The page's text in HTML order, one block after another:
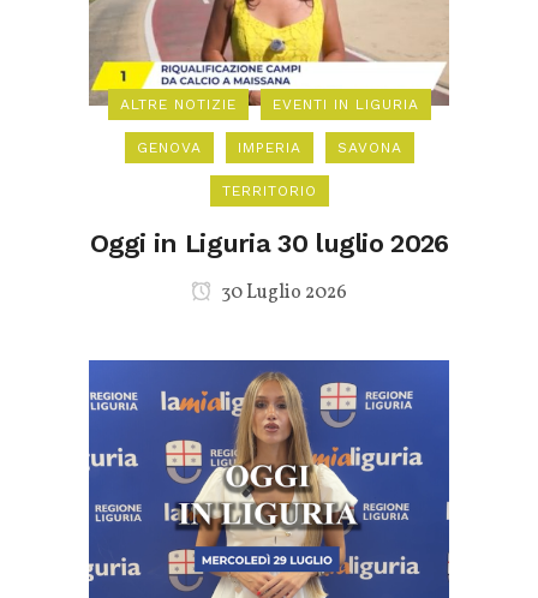
ALTRE NOTIZIE EVENTI IN LIGURIA
GENOVA IMPERIA SAVONA
TERRITORIO
Oggi in Liguria 30 luglio 2026
30 Luglio 2026